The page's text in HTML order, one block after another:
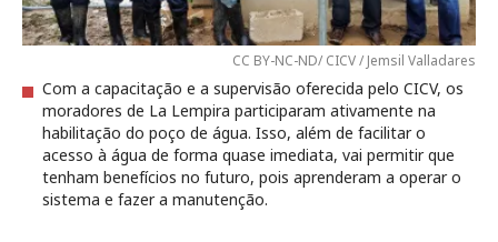
CC BY-NC-ND/ CICV / Jemsil Valladares
Com a capacitação e a supervisão oferecida pelo CICV, os
moradores de La Lempira participaram ativamente na
habilitação do poço de água. Isso, além de facilitar o
acesso à água de forma quase imediata, vai permitir que
tenham benefícios no futuro, pois aprenderam a operar o
sistema e fazer a manutenção.